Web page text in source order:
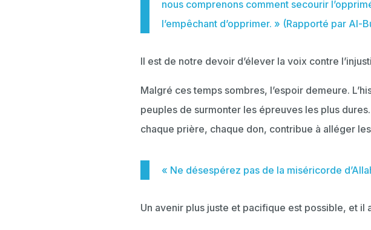
nous comprenons comment secourir
l’empêchant d’opprimer. » (Rapporté par Al-
Il est de notre devoir d’élever la voix contre
Malgré ces temps sombres, l’espoir demeure.
peuples de surmonter les épreuves les plus
chaque prière, chaque don, contribue à alléger
« Ne désespérez pas de la miséricorde
Un avenir plus juste et pacifique est possible, et